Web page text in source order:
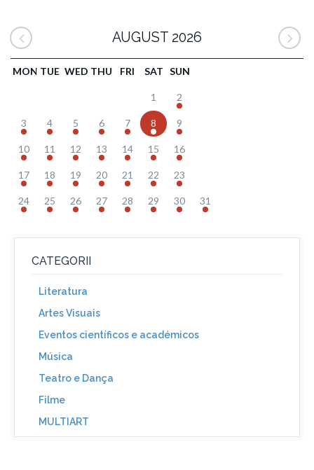
AUGUST 2026
MON TUE WED THU FRI SAT SUN
1 2
3 4 5 6 7 8 9
10 11 12 13 14 15 16
17 18 19 20 21 22 23
24 25 26 27 28 29 30 31
CATEGORII
Literatura
Artes Visuais
Eventos científicos e académicos
Música
Teatro e Dança
Filme
MULTIART